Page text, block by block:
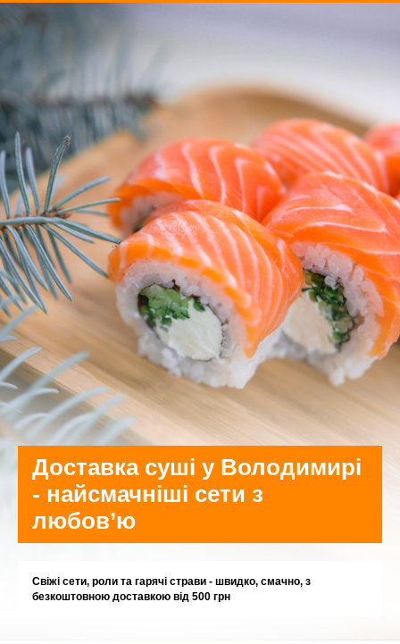
Доставка суші у Володимирі
- найсмачніші сети з
любов’ю
Свіжі сети, роли та гарячі страви - швидко, смачно, з
безкоштовною доставкою від 500 грн